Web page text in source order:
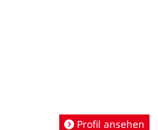
Profil ansehen